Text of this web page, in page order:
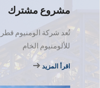
مشروع مشترك
تُعد شركة الومنيوم قطر
للألومنيوم الخام
اقرأ المزيد